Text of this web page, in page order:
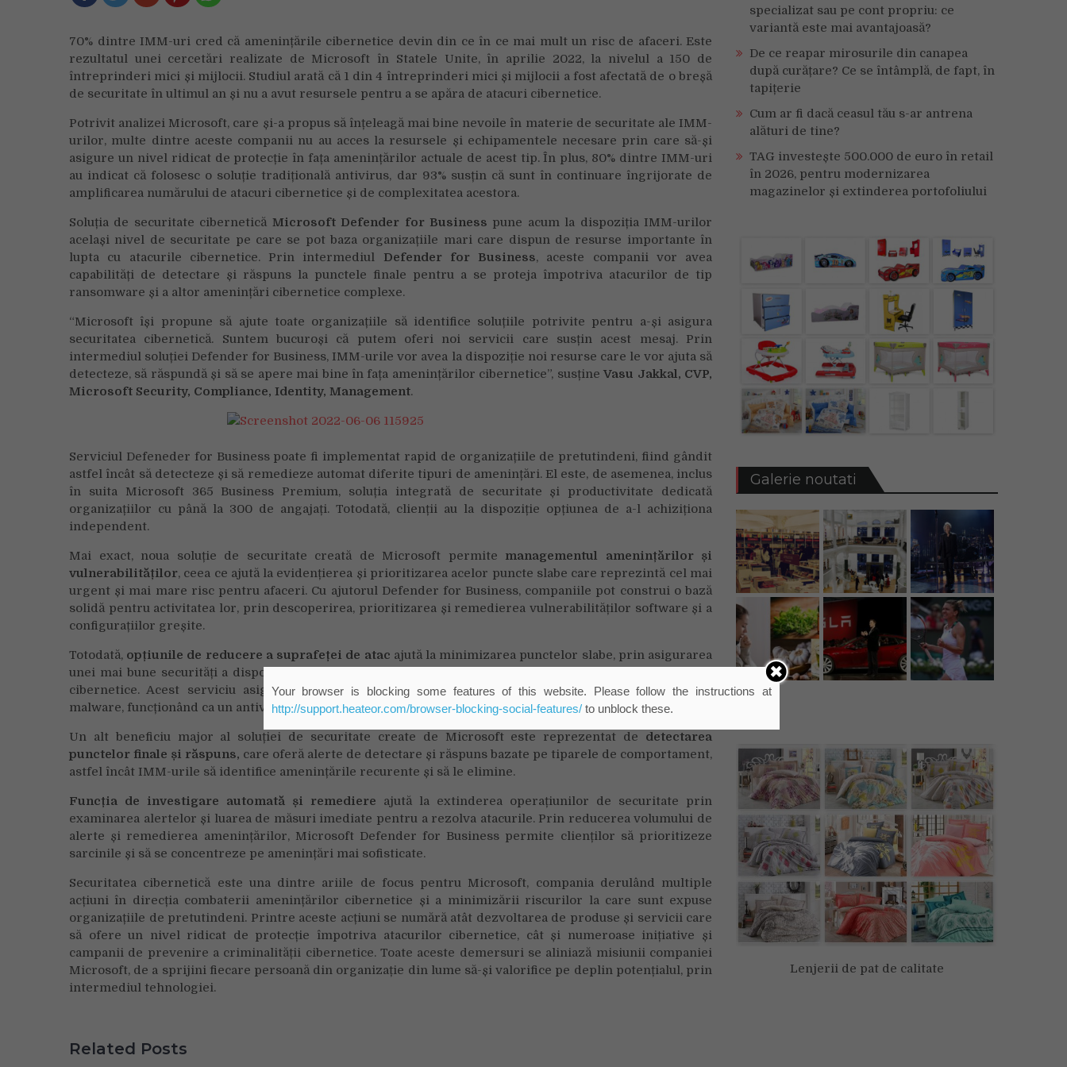
provocare
pentru
tot
mai
IMM-
uri
70% dintre IMM-uri cred că amenințările cibernetice devin din ce în ce mai mult un risc de afaceri. Este
rezultatul unei cercetări realizate de Microsoft în Statele Unite, în aprilie 2022, la nivelul a 150 de
întreprinderi mici și mijlocii. Studiul arată că 1 din 4 întreprinderi mici și mijlocii a fost afectată de o breșă
de securitate în ultimul an și nu a avut resursele pentru a se apăra de atacuri cibernetice.
Potrivit analizei Microsoft, care și-a propus să înțeleagă mai bine nevoile în materie de securitate ale IMM-
urilor, multe dintre aceste companii nu au acces la resursele și echipamentele necesare prin care să-și
asigure un nivel ridicat de protecție în fața amenințărilor actuale de acest tip. În plus, 80% dintre IMM-uri
au indicat că folosesc o soluție tradițională antivirus, dar 93% susțin că sunt în continuare îngrijorate de
amplificarea numărului de atacuri cibernetice și de complexitatea acestora.
Soluția de securitate cibernetică Microsoft Defender for Business pune acum la dispoziția IMM-urilor
același nivel de securitate pe care se pot baza organizațiile mari care dispun de resurse importante în
lupta cu atacurile cibernetice. Prin intermediul Defender for Business, aceste companii vor avea
capabilități de detectare și răspuns la punctele finale pentru a se proteja împotriva atacurilor de tip
ransomware și a altor amenințări cibernetice complexe.
“Microsoft își propune să ajute toate organizațiile să identifice soluțiile potrivite pentru a-și asigura
securitatea cibernetică. Suntem bucuroși că putem oferi noi servicii care susțin acest mesaj. Prin
intermediul soluției Defender for Business, IMM-urile vor avea la dispoziție noi resurse care le vor ajuta să
detecteze, să răspundă și să se apere mai bine în fața amenințărilor cibernetice”, susțineVasu Jakkal, CVP,
Microsoft Security, Compliance, Identity, Management.
Serviciul Defeneder for Business poate fi implementat rapid de organizațiile de pretutindeni, fiind gândit
astfel încât să detecteze și să remedieze automat diferite tipuri de amenințări. El este, de asemenea, inclus
în suita Microsoft 365 Business Premium, soluția integrată de securitate și productivitate dedicată
organizațiilor cu până la 300 de angajați. Totodată, clienții au la dispoziție opțiunea de a-l achiziționa
independent.
Mai exact, noua soluție de securitate creată de Microsoft permite managementul amenințărilor și
vulnerabilităților, ceea ce ajută la evidențierea și prioritizarea acelor puncte slabe care reprezintă cel mai
urgent și mai mare risc pentru afaceri. Cu ajutorul Defender for Business, companiile pot construi o bază
solidă pentru activitatea lor, prin descoperirea, prioritizarea și remedierea vulnerabilităților software și a
configurațiilor greșite.
Totodată, opțiunile de reducere a suprafeței de atac ajută la minimizarea punctelor slabe, prin asigurarea
unei mai bune securități a dispozitivelor și aplicațiilor ce pot fi considerate vulnerabile în fața atacurilor
cibernetice. Acest serviciu asigură șiprotecție de ultimă generațieîmpotriva amenințărilor de tip
malware, funcționând ca un antivirus pentru dispozitive și în cloud.
Un alt beneficiu major al soluției de securitate create de Microsoft este reprezentat de detectarea
punctelor finale și răspuns, care oferă alerte de detectare și răspuns bazate pe tiparele de comportament,
astfel încât IMM-urile să identifice amenințările recurente și să le elimine.
Funcția de investigare automată și remediere ajută la extinderea operațiunilor de securitate prin
examinarea alertelor și luarea de măsuri imediate pentru a rezolva atacurile. Prin reducerea volumului de
alerte și remedierea amenințărilor, Microsoft Defender for Business permite clienților să prioritizeze
sarcinile și să se concentreze pe amenințări mai sofisticate.
Securitatea cibernetică este una dintre ariile de focus pentru Microsoft, compania derulând multiple
acțiuni în direcția combaterii amenințărilor cibernetice și a minimizării riscurilor la care sunt expuse
organizațiile de pretutindeni. Printre aceste acțiuni se numără atât dezvoltarea de produse și servicii care
să ofere un nivel ridicat de protecție împotriva atacurilor cibernetice, cât și numeroase inițiative și
campanii de prevenire a criminalității cibernetice. Toate aceste demersuri se aliniază misiunii companiei
Microsoft, de a sprijini fiecare persoană din organizație din lume să-și valorifice pe deplin potențialul, prin
intermediul tehnologiei.
Related Posts
specializat sau pe cont propriu: ce
variantă este mai avantajoasă?
De ce reapar mirosurile din canapea
după curățare? Ce se întâmplă, de fapt, în
tapițerie
Cum ar fi dacă ceasul tău s-ar antrena
alături de tine?
TAG investește 500.000 de euro în retail
în 2026, pentru modernizarea
magazinelor și extinderea portofoliului
Galerie noutati
Lenjerii de pat de calitate
Your browser is blocking some features of this website. Please follow the instructions at
http://support.heateor.com/browser-blocking-social-features/to unblock these.